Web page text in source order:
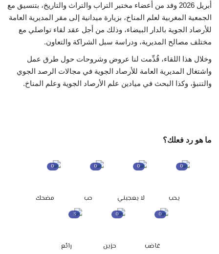
أبريل 2026 وفد من أعضاء مختبر التراب والتراث والتاريخ، بتنسيق مع
الجمعية المغربية لعلم المناخ، بزيارة ميدانية إلى مقر المديرية العامة
للأرصاد الجوية بالدار البيضاء، وذلك من أجل عقد لقاء تواصلي مع
مختلف مصالح المديرية، ودراسة سبل الشراكة والتعاون.
وخلال هذا اللقاء، قُدِّمت لنا عروض وشروحات حول طرق عمل
واشتغال المديرية العامة للأرصاد الجوية في مجالات الرصد الجوي
والتنبؤ، وكذا البحث في ميادين علم الأرصاد الجوية وعلم المناخ.
ما هو رد فعلك؟
يحب
0
لا يعجبني
0
حب
0
مضحك
0
غاضب
0
حزين
0
رائع
3